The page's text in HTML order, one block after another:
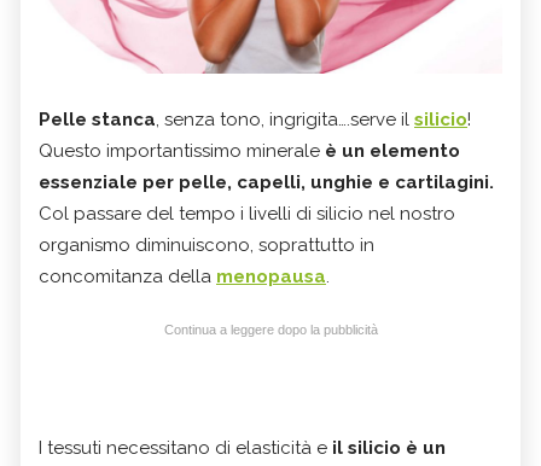
Pelle stanca, senza tono, ingrigita….serve il silicio!
Questo importantissimo minerale è un elemento
essenziale per pelle, capelli, unghie e cartilagini.
Col passare del tempo i livelli di silicio nel nostro
organismo diminuiscono, soprattutto in
concomitanza della menopausa.
Continua a leggere dopo la pubblicità
I tessuti necessitano di elasticità e il silicio è un